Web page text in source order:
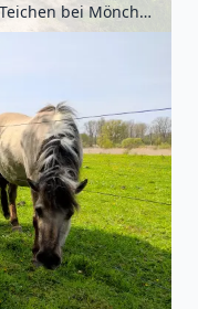
Konik-Pferd an den Schönerlinder Teichen bei Mönchmühle, Barnimer Land, Brandenburg, Deutschland